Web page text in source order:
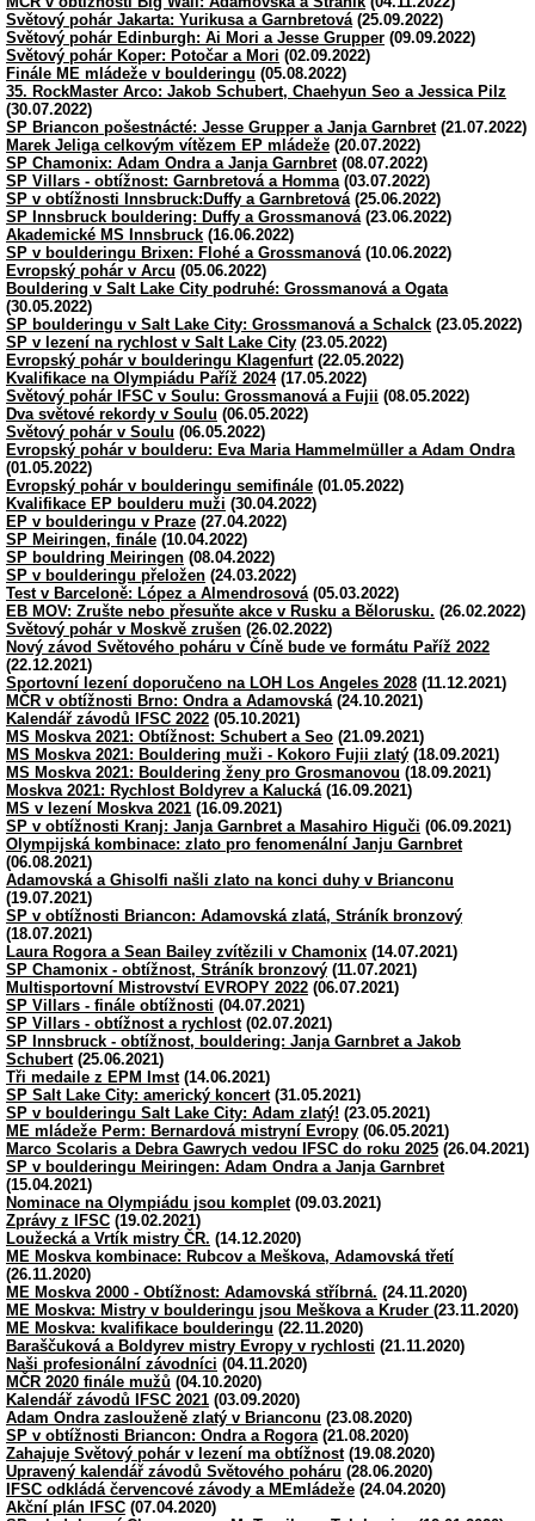
Světový pohár Jakarta: Yurikusa a Garnbretová (25.09.2022)
Světový pohár Edinburgh: Ai Mori a Jesse Grupper (09.09.2022)
Světový pohár Koper: Potočar a Mori (02.09.2022)
Finále ME mládeže v boulderingu (05.08.2022)
35. RockMaster Arco: Jakob Schubert, Chaehyun Seo a Jessica Pilz
(30.07.2022)
SP Briancon pošestnácté: Jesse Grupper a Janja Garnbret(21.07.2022)
Marek Jeliga celkovým vítězem EP mládeže (20.07.2022)
SP Chamonix: Adam Ondra a Janja Garnbret(08.07.2022)
SP Villars - obtížnost: Garnbretová a Homma (03.07.2022)
SP v obtížnosti Innsbruck:Duffy a Garnbretová (25.06.2022)
SP Innsbruck bouldering: Duffy a Grossmanová (23.06.2022)
Akademické MS Innsbruck (16.06.2022)
SP v boulderingu Brixen: Flohé a Grossmanová (10.06.2022)
Evropský pohár v Arcu (05.06.2022)
Bouldering v Salt Lake City podruhé: Grossmanová a Ogata
(30.05.2022)
SP boulderingu v Salt Lake City: Grossmanová a Schalck (23.05.2022)
SP v lezení na rychlost v Salt Lake City (23.05.2022)
Evropský pohár v boulderingu Klagenfurt(22.05.2022)
Kvalifikace na Olympiádu Paříž 2024(17.05.2022)
Světový pohár IFSC v Soulu: Grossmanová a Fujii (08.05.2022)
Dva světové rekordy v Soulu (06.05.2022)
Světový pohár v Soulu (06.05.2022)
Evropský pohár v boulderu: Eva Maria Hammelmüller a Adam Ondra
(01.05.2022)
Evropský pohár v boulderingu semifinále (01.05.2022)
Kvalifikace EP boulderu muži (30.04.2022)
EP v boulderingu v Praze (27.04.2022)
SP Meiringen, finále (10.04.2022)
SP bouldring Meiringen (08.04.2022)
SP v boulderingu přeložen (24.03.2022)
Test v Barceloně: López a Almendrosová (05.03.2022)
EB MOV: Zrušte nebo přesuňte akce v Rusku a Bělorusku. (26.02.2022)
Světový pohár v Moskvě zrušen (26.02.2022)
Nový závod Světového poháru v Číně bude ve formátu Paříž 2022
(22.12.2021)
Sportovní lezení doporučeno na LOH Los Angeles 2028 (11.12.2021)
MČR v obtížnosti Brno: Ondra a Adamovská (24.10.2021)
Kalendář závodů IFSC 2022 (05.10.2021)
MS Moskva 2021: Obtížnost: Schubert a Seo (21.09.2021)
MS Moskva 2021: Bouldering muži - Kokoro Fujii zlatý (18.09.2021)
MS Moskva 2021: Bouldering ženy pro Grosmanovou (18.09.2021)
Moskva 2021: Rychlost Boldyrev a Kalucká (16.09.2021)
MS v lezení Moskva 2021 (16.09.2021)
SP v obtížnosti Kranj: Janja Garnbret a Masahiro Higuči (06.09.2021)
Olympijská kombinace: zlato pro fenomenální Janju Garnbret
(06.08.2021)
Adamovská a Ghisolfi našli zlato na konci duhy v Brianconu
(19.07.2021)
SP v obtížnosti Briancon: Adamovská zlatá, Stráník bronzový
(18.07.2021)
Laura Rogora a Sean Bailey zvítězili v Chamonix (14.07.2021)
SP Chamonix - obtížnost, Stráník bronzový (11.07.2021)
Multisportovní Mistrovství EVROPY 2022 (06.07.2021)
SP Villars - finále obtížnosti (04.07.2021)
SP Villars - obtížnost a rychlost(02.07.2021)
SP Innsbruck - obtížnost, bouldering: Janja Garnbret a Jakob
Schubert(25.06.2021)
Tři medaile z EPM Imst(14.06.2021)
SP Salt Lake City: americký koncert(31.05.2021)
SP v boulderingu Salt Lake City: Adam zlatý! (23.05.2021)
ME mládeže Perm: Bernardová mistryní Evropy (06.05.2021)
Marco Scolaris a Debra Gawrych vedou IFSC do roku 2025 (26.04.2021)
SP v boulderingu Meiringen: Adam Ondra a Janja Garnbret
(15.04.2021)
Nominace na Olympiádu jsou komplet(09.03.2021)
Zprávy z IFSC (19.02.2021)
Loužecká a Vrtík mistry ČR. (14.12.2020)
ME Moskva kombinace: Rubcov a Meškova, Adamovská třetí
(26.11.2020)
ME Moskva 2000 - Obtížnost: Adamovská stříbrná. (24.11.2020)
ME Moskva: Mistry v boulderingu jsou Meškova a Kruder (23.11.2020)
ME Moskva: kvalifikace boulderingu (22.11.2020)
Baraščuková a Boldyrev mistry Evropy v rychlosti (21.11.2020)
Naši profesionální závodníci (04.11.2020)
MČR 2020 finále mužů (04.10.2020)
Kalendář závodů IFSC 2021 (03.09.2020)
Adam Ondra zaslouženě zlatý v Brianconu (23.08.2020)
SP v obtížnosti Briancon: Ondra a Rogora (21.08.2020)
Zahajuje Světový pohár v lezení ma obtížnost(19.08.2020)
Upravený kalendář závodů Světového poháru (28.06.2020)
IFSC odkládá červencové závody a MEmládeže (24.04.2020)
Akční plán IFSC (07.04.2020)